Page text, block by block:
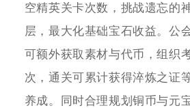
空精英关卡次数，挑战遗忘的
层，最大化基础宝石收益。公
可额外获取素材与代币，组织
次，通关可累计获得淬炼之证
养成。同时合理规划铜币与元